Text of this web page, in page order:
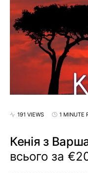
191 VIEWS 1 MINUTE
Кенія з
всього за